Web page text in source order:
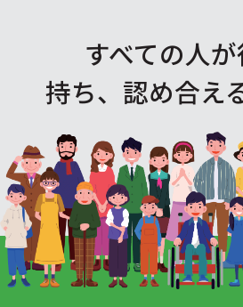
すべての人
持ち、認め合え